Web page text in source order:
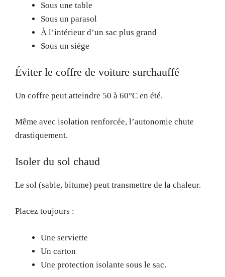
Sous une table
Sous un parasol
À l’intérieur d’un sac plus grand
Sous un siège
Éviter le coffre de voiture surchauffé
Un coffre peut atteindre 50 à 60°C en été.
Même avec isolation renforcée, l’autonomie chute
drastiquement.
Isoler du sol chaud
Le sol (sable, bitume) peut transmettre de la chaleur.
Placez toujours :
Une serviette
Un carton
Une protection isolante sous le sac.